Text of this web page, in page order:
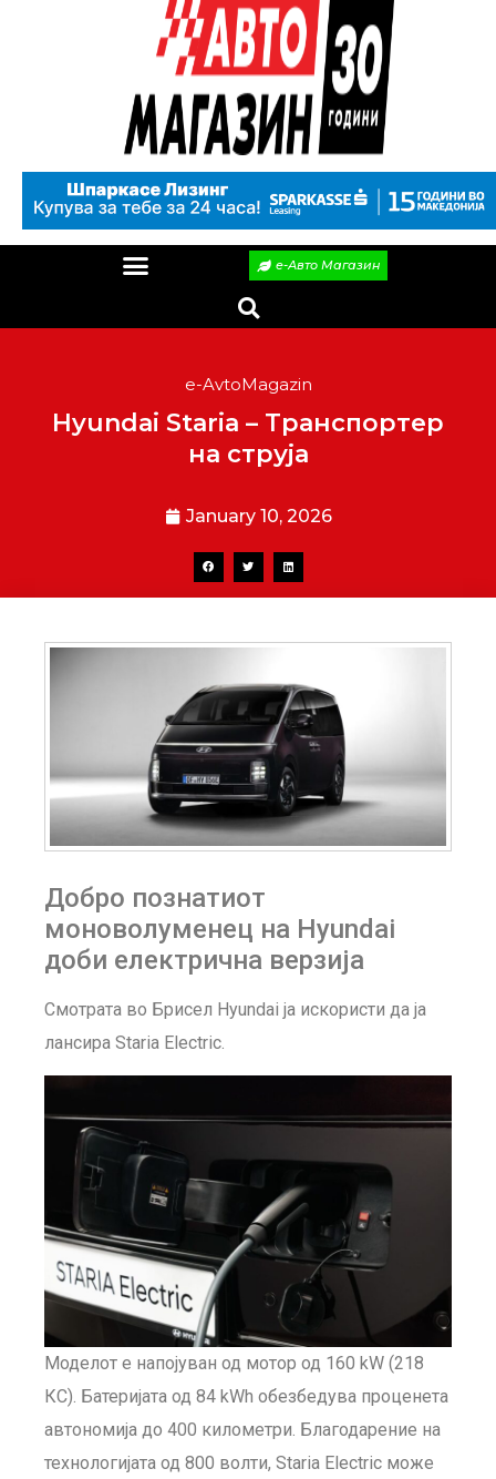
е-Авто Магазин
e-AvtoMagazin
Hyundai Staria – Транспортер
на струја
January 10, 2026
Добро познатиот
моноволуменец на Hyundai
доби електрична верзија
Смотрата во Брисел Hyundai ја искористи да ја
лансира Staria Electric.
Моделот е напојуван од мотор од 160 kW (218
КС). Батеријата од 84 kWh обезбедува проценета
автономија до 400 километри. Благодарение на
технологијата од 800 волти, Staria Electric може